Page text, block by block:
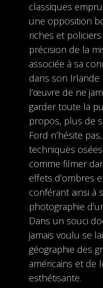
classiques
une opposition
riches et
précision de la
associée à sa
dans son Irlande
l’œuvre de ne
garder toute la
propos, plus de
Ford n’hésite
techniques
comme filmer
effets d’ombres
conférant ainsi à
photographie
Dans un souci
jamais voulu se
géographie des
américains et de
esthétisante.